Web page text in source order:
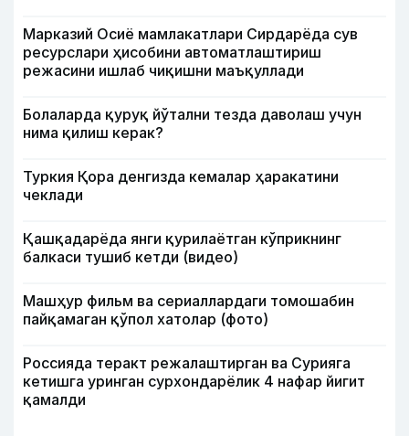
Марказий Осиё мамлакатлари Сирдарёда сув
ресурслари ҳисобини автоматлаштириш
режасини ишлаб чиқишни маъқуллади
Болаларда қуруқ йўтални тезда даволаш учун
нима қилиш керак?
Туркия Қора денгизда кемалар ҳаракатини
чеклади
Қашқадарёда янги қурилаётган кўприкнинг
балкаси тушиб кетди (видео)
Машҳур фильм ва сериаллардаги томошабин
пайқамаган қўпол хатолар (фото)
Россияда теракт режалаштирган ва Сурияга
кетишга уринган сурхондарёлик 4 нафар йигит
қамалди